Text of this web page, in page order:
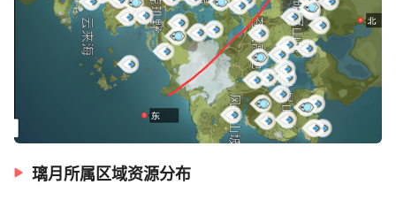
璃月所属区域资源分布